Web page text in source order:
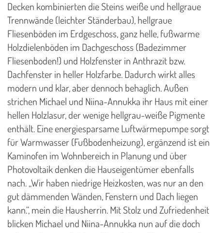
Decken kombinierten die Steins weiße und hellgraue
Trennwände (leichter Ständerbau), hellgraue
Fliesenböden im Erdgeschoss, ganz helle, fußwarme
Holzdielenböden im Dachgeschoss (Badezimmer
Fliesenboden!) und Holzfenster in Anthrazit bzw.
Dachfenster in heller Holzfarbe. Dadurch wirkt alles
modern und klar, aber dennoch behaglich. Außen
strichen Michael und Niina-Annukka ihr Haus mit einer
hellen Holzlasur, der wenige hellgrau-weiße Pigmente
enthält. Eine energiesparsame Luftwärmepumpe sorgt
für Warmwasser (Fußbodenheizung), ergänzend ist ein
Kaminofen im Wohnbereich in Planung und über
Photovoltaik denken die Hauseigentümer ebenfalls
nach. „Wir haben niedrige Heizkosten, was nur an den
gut dämmenden Wänden, Fenstern und Dach liegen
kann.“, mein die Hausherrin. Mit Stolz und Zufriedenheit
blicken Michael und Niina-Annukka nun auf die doch